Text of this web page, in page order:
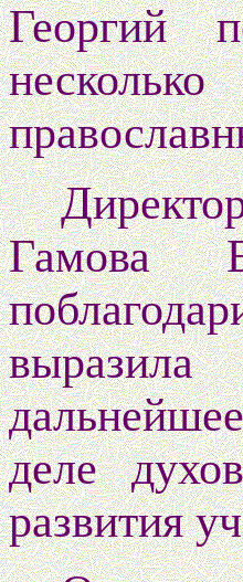
Георгий
Гамова
дальнейшее
деле
развития